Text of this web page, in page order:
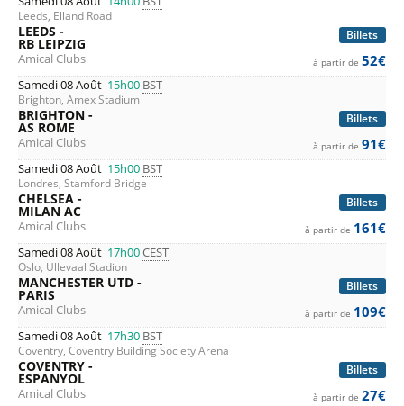
Leeds, Elland Road
Billets
LEEDS -
RB LEIPZIG
Amical Clubs à partir de 52€
Samedi 08 Août 15h00 BST
Brighton, Amex Stadium
Billets
BRIGHTON -
AS ROME
Amical Clubs à partir de 91€
Samedi 08 Août 15h00 BST
Londres, Stamford Bridge
Billets
CHELSEA -
MILAN AC
Amical Clubs à partir de 161€
Samedi 08 Août 17h00CEST
Oslo, Ullevaal Stadion
Billets
MANCHESTER UTD -
PARIS
Amical Clubs à partir de 109€
Samedi 08 Août 17h30 BST
Coventry, Coventry Building Society Arena
Billets
COVENTRY -
ESPANYOL
Amical Clubs à partir de 27€